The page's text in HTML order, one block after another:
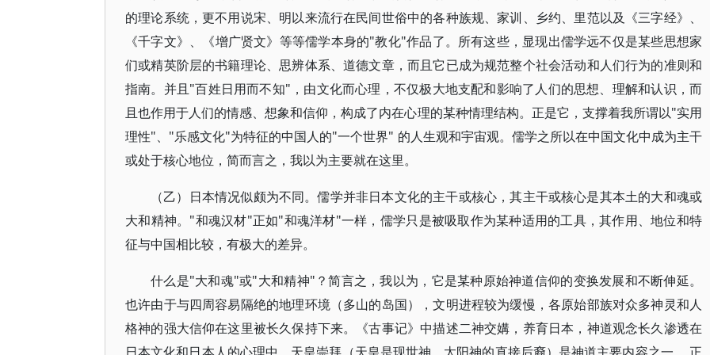
的理论系统，更不用说宋、明以来流行在民间世俗中的各种族规、家训、乡约、里范以及《三字经》、
《千字文》、《增广贤文》等等儒学本身的"教化"作品了。所有这些，显现出儒学远不仅是某些思想家
们或精英阶层的书籍理论、思辨体系、道德文章，而且它已成为规范整个社会活动和人们行为的准则和
指南。并且"百姓日用而不知"，由文化而心理，不仅极大地支配和影响了人们的思想、理解和认识，而
且也作用于人们的情感、想象和信仰，构成了内在心理的某种情理结构。正是它，支撑着我所谓以"实用
理性"、"乐感文化"为特征的中国人的"一个世界" 的人生观和宇宙观。儒学之所以在中国文化中成为主干
或处于核心地位，简而言之，我以为主要就在这里。
（乙）日本情况似颇为不同。儒学并非日本文化的主干或核心，其主干或核心是其本土的大和魂或
大和精神。"和魂汉材"正如"和魂洋材"一样，儒学只是被吸取作为某种适用的工具，其作用、地位和特
征与中国相比较，有极大的差异。
什么是"大和魂"或"大和精神"？简言之，我以为，它是某种原始神道信仰的变换发展和不断伸延。
也许由于与四周容易隔绝的地理环境（多山的岛国），文明进程较为缓慢，各原始部族对众多神灵和人
格神的强大信仰在这里被长久保持下来。《古事记》中描述二神交媾，养育日本，神道观念长久渗透在